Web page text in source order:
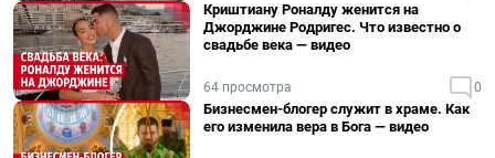
Криштиану Роналду женится на
Джорджине Родригес. Что известно о
свадьбе века — видео
64 просмотра 0
Бизнесмен-блогер служит в храме. Как
его изменила вера в Бога — видео